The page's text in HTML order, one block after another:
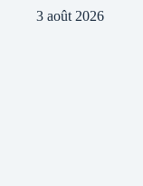
3 août 2026